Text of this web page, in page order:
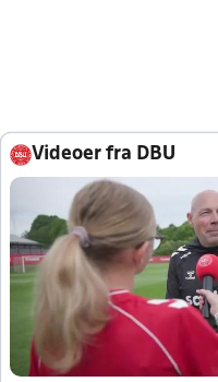
Videoer fra DBU